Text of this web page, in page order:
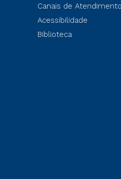
Canais de Atendimento
Acessibilidade
Biblioteca